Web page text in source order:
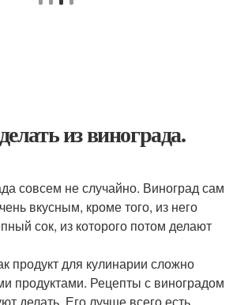
из винограда.
совсем не случайно. Виноград сам
вкусным, кроме того, из него
сок, из которого потом делают
продукт для кулинарии сложно
продуктами. Рецепты с виноградом